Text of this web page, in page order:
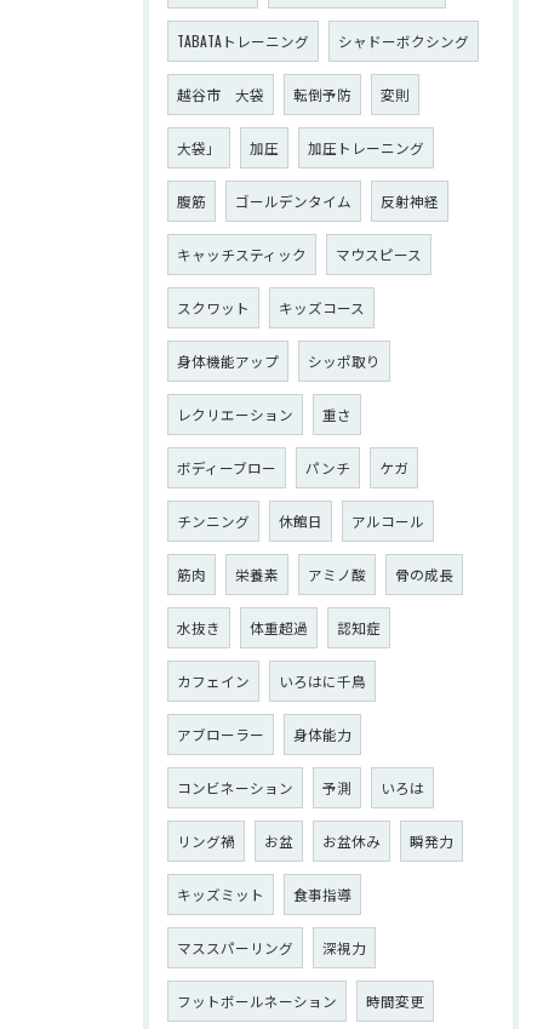
TABATAトレーニング シャドーボクシング
越谷市 大袋 転倒予防 変則
大袋」 加圧 加圧トレーニング
腹筋 ゴールデンタイム 反射神経
キャッチスティック マウスピース
スクワット キッズコース
身体機能アップ シッポ取り
レクリエーション 重さ
ボディーブロー パンチ ケガ
チンニング 休館日 アルコール
筋肉 栄養素 アミノ酸 骨の成長
水抜き 体重超過 認知症
カフェイン いろはに千鳥
アブローラー 身体能力
コンビネーション 予測 いろは
リング禍 お盆 お盆休み 瞬発力
キッズミット 食事指導
マススパーリング 深視力
フットボールネーション 時間変更